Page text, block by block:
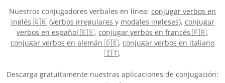
Nuestros conjugadores verbales en línea: conjugar verbos en
inglés 🇬🇧(verbos irregulares y modales ingleses), conjugar
verbos en español 🇪🇸, conjugar verbos en francés 🇫🇷,
conjugar verbos en alemán 🇩🇪, conjugar verbos en italiano
🇮🇹.
Descarga gratuitamente nuestras aplicaciones de conjugación: